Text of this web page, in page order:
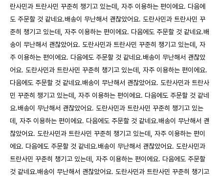
란사민과 트란사민 꾸준히 챙기고 있는데, 자주 이용하는 편이에요. 다음에
도 주문할 것 같네요.배송이 무난해서 괜찮았어요. 도란사민과 트란사민 꾸
준히 챙기고 있는데, 자주 이용하는 편이에요. 다음에도 주문할 것 같네요.배
송이 무난해서 괜찮았어요. 도란사민과 트란사민 꾸준히 챙기고 있는데, 자
주 이용하는 편이에요. 다음에도 주문할 것 같네요.배송이 무난해서 괜찮았
어요. 도란사민과 트란사민 꾸준히 챙기고 있는데, 자주 이용하는 편이에요.
다음에도 주문할 것 같네요.배송이 무난해서 괜찮았어요. 도란사민과 트란사
민 꾸준히 챙기고 있는데, 자주 이용하는 편이에요. 다음에도 주문할 것 같네
요.배송이 무난해서 괜찮았어요. 도란사민과 트란사민 꾸준히 챙기고 있는
데, 자주 이용하는 편이에요. 다음에도 주문할 것 같네요.배송이 무난해서 괜
찮았어요. 도란사민과 트란사민 꾸준히 챙기고 있는데, 자주 이용하는 편이
에요. 다음에도 주문할 것 같네요.배송이 무난해서 괜찮았어요. 도란사민과
트란사민 꾸준히 챙기고 있는데, 자주 이용하는 편이에요. 다음에도 주문할
것 같네요.배송이 무난해서 괜찮았어요. 도란사민과 트란사민 꾸준히 챙기고